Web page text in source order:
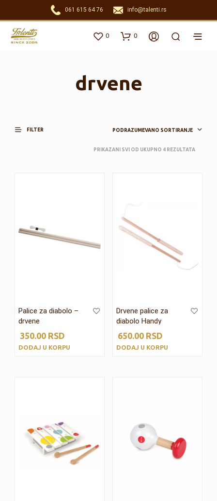
061 615 64 76 info@talenti.rs
0 0
drvene
FILTER PODRAZUMEVANO SORTIRANJE
PRIKAZANI SVI OD UKUPNO 4 REZULTATA
Palice za diabolo –
drvene
350.00 RSD
DODAJ U KORPU
Drvene palice za
diabolo Handy
650.00RSD
DODAJ U KORPU